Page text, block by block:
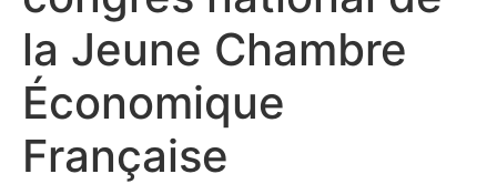
la Jeune Chambre
Économique
Française